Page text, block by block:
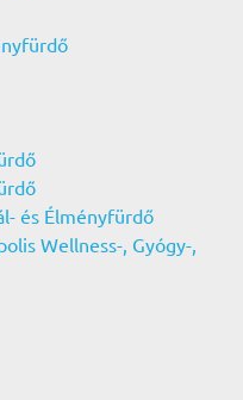
és Élményfürdő
Wellness-, Gyógy-,